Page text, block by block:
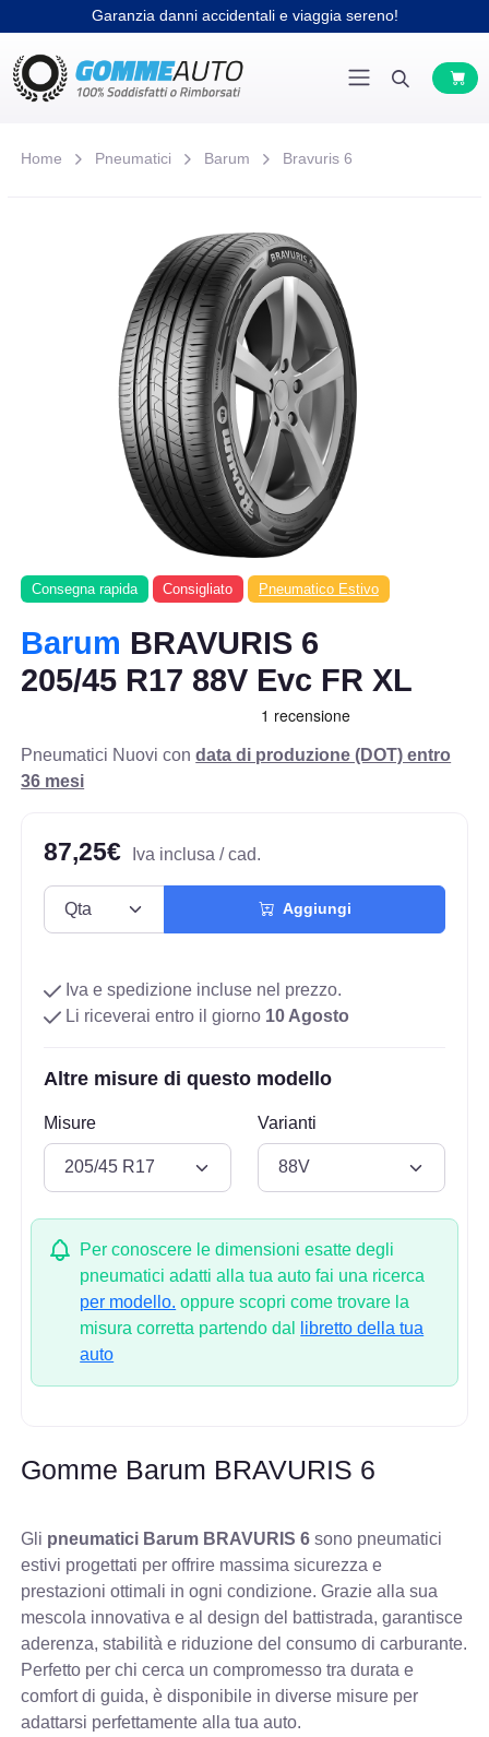
Garanzia danni accidentali e viaggia sereno!
Home Pneumatici Barum Bravuris 6
Consegna rapida Consigliato Pneumatico Estivo
Barum BRAVURIS 6
205/45 R17 88V Evc FR XL
Pneumatici Nuovi condata di produzione (DOT) entro
36 mesi
87,25€ Iva inclusa / cad.
Aggiungi
Iva e spedizione incluse nel prezzo.
Li riceverai entro il giorno 10 Agosto
Altre misure di questo modello
Misure Varianti
Per conoscere le dimensioni esatte degli
pneumatici adatti alla tua auto fai una ricerca
per modello. oppure scopri come trovare la
misura corretta partendo dal
libretto della tua
auto
Gomme Barum BRAVURIS 6
Gli pneumatici Barum BRAVURIS 6 sono pneumatici
estivi progettati per offrire massima sicurezza e
prestazioni ottimali in ogni condizione. Grazie alla sua
mescola innovativa e al design del battistrada, garantisce
aderenza, stabilità e riduzione del consumo di carburante.
Perfetto per chi cerca un compromesso tra durata e
comfort di guida, è disponibile in diverse misure per
adattarsi perfettamente alla tua auto.